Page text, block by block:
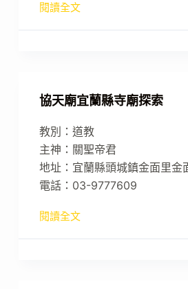
閱讀全文
協天廟宜蘭縣寺廟探索
教別：道教
主神：關聖帝君
地址：宜蘭縣頭城鎮金面里
電話：03-9777609
閱讀全文